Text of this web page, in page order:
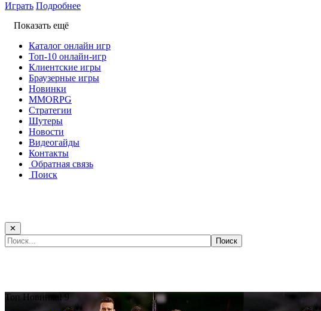
Играть Подробнее
Показать ещё
Каталог онлайн игр
Топ-10 онлайн-игр
Клиентские игры
Браузерные игры
Новинки
MMORPG
Стратегии
Шутеры
Новости
Видеогайды
Контакты
Обратная связь
Поиск
✕
Топ Новинка! 9